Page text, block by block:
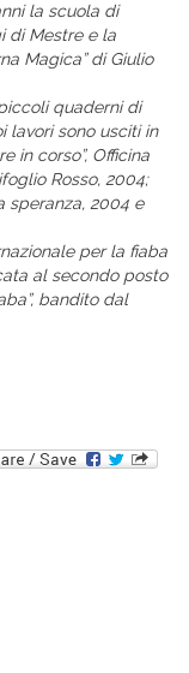
la scuola di
di Mestre e la
Magica” di Giulio
quaderni di
lavori sono usciti in
in corso”, Officina
Rosso, 2004;
speranza, 2004 e
per la fiaba
al secondo posto
bandito dal